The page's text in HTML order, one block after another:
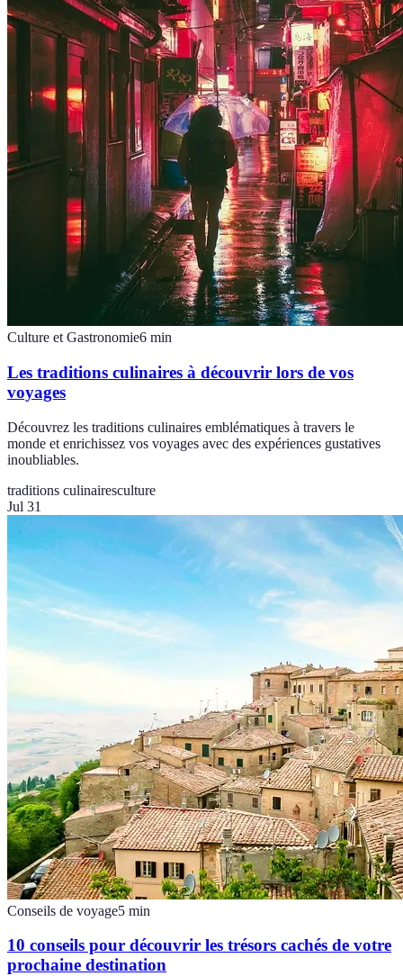
Culture et Gastronomie6 min
Les traditions culinaires à découvrir lors de vos
voyages
Découvrez les traditions culinaires emblématiques à travers le
monde et enrichissez vos voyages avec des expériences gustatives
inoubliables.
traditions culinairesculture
Jul 31
Conseils de voyage5 min
10 conseils pour découvrir les trésors cachés de votre
prochaine destination